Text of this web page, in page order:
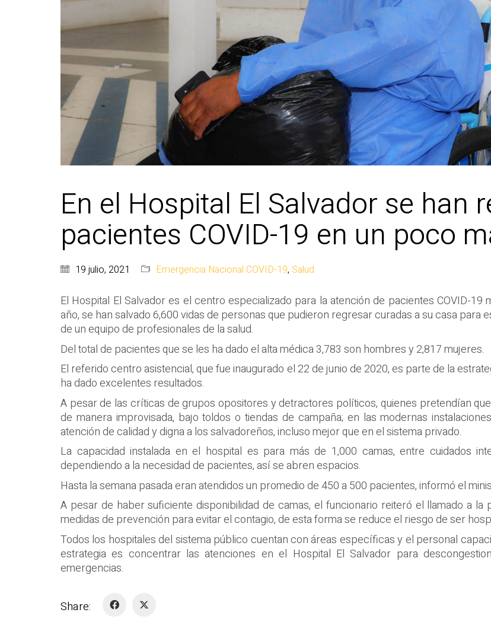
En el Hospital El Salvador se han
pacientes COVID-19 en un poco
19 julio, 2021 Emergencia Nacional COVID-19, Salud
El Hospital El Salvador es el centro especializado para la atención de pacientes COVID-
año, se han salvado 6,600 vidas de personas que pudieron regresar curadas a su casa para
de un equipo de profesionales de la salud.
Del total de pacientes que se les ha dado el alta médica 3,783 son hombres y 2,817 mujeres.
El referido centro asistencial, que fue inaugurado el 22 de junio de 2020, es parte de la
ha dado excelentes resultados.
A pesar de las críticas de grupos opositores y detractores políticos, quienes pretendían
de manera improvisada, bajo toldos o tiendas de campaña; en las modernas
atención de calidad y digna a los salvadoreños, incluso mejor que en el sistema privado.
La capacidad instalada en el hospital es para más de 1,000 camas, entre cuidados
dependiendo a la necesidad de pacientes, así se abren espacios.
Hasta la semana pasada eran atendidos un promedio de 450 a 500 pacientes, informó el
A pesar de haber suficiente disponibilidad de camas, el funcionario reiteró el llamado a
medidas de prevención para evitar el contagio, de esta forma se reduce el riesgo de ser
Todos los hospitales del sistema público cuentan con áreas específicas y el personal
estrategia es concentrar las atenciones en el Hospital El Salvador para
emergencias.
Share: